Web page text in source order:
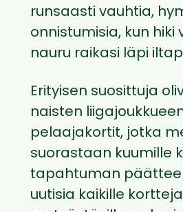
runsaasti vauhtia,
onnistumisia, kun hiki
nauru raikasi läpi
Erityisen suosittuja
naisten
pelaajakortit, jotka
suorastaan kuumille
tapahtuman
uutisia kaikille